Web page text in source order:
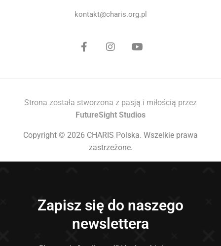
kontakt@charis.org.pl
Strona została stworzona z pasją i miłością przez
FutureSight Studios
Copyright © 2026 CHARIS Polska. Wszelkie prawa
zastrzeżone.
Zapisz się do naszego
newslettera